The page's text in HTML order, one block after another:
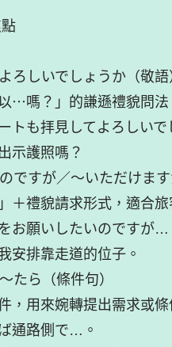
ろしいでしょうか（敬語
⋯嗎？」的謙遜禮貌問法
トも拝見してよろしいで
示護照嗎？
ですが／〜いただけま
＋禮貌請求形式，適合
お願いしたいのですが…
安排靠走道的位子。
たら（條件句）
，用來婉轉提出需求或條
通路側で…。